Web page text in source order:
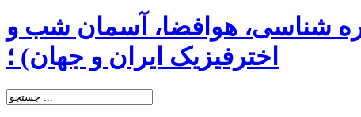
شناسی، هوافضا، آسمان شب و
اخترفیزیک ایران و جهان) ؛